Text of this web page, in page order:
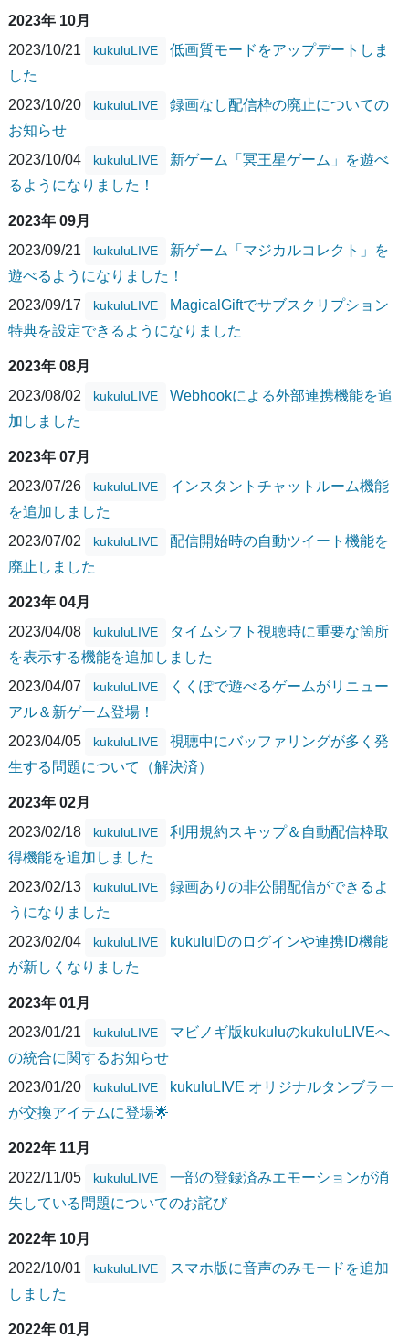
2023年 10月
2023/10/21
kukuluLIVE
低画質モードをアップデートしま
した
2023/10/20
kukuluLIVE
録画なし配信枠の廃止についての
お知らせ
2023/10/04
kukuluLIVE
新ゲーム「冥王星ゲーム」を遊べ
るようになりました！
2023年 09月
2023/09/21
kukuluLIVE
新ゲーム「マジカルコレクト」を
遊べるようになりました！
2023/09/17
kukuluLIVE
MagicalGiftでサブスクリプション
特典を設定できるようになりました
2023年 08月
2023/08/02
kukuluLIVE
Webhookによる外部連携機能を追
加しました
2023年 07月
2023/07/26
kukuluLIVE
インスタントチャットルーム機能
を追加しました
2023/07/02
kukuluLIVE
配信開始時の自動ツイート機能を
廃止しました
2023年 04月
2023/04/08
kukuluLIVE
タイムシフト視聴時に重要な箇所
を表示する機能を追加しました
2023/04/07
kukuluLIVE
くくぽで遊べるゲームがリニュー
アル＆新ゲーム登場！
2023/04/05
kukuluLIVE
視聴中にバッファリングが多く発
生する問題について（解決済）
2023年 02月
2023/02/18
kukuluLIVE
利用規約スキップ＆自動配信枠取
得機能を追加しました
2023/02/13
kukuluLIVE
録画ありの非公開配信ができるよ
うになりました
2023/02/04
kukuluLIVE
kukuluIDのログインや連携ID機能
が新しくなりました
2023年 01月
2023/01/21
kukuluLIVE
マビノギ版kukuluのkukuluLIVEへ
の統合に関するお知らせ
2023/01/20
kukuluLIVE
kukuluLIVE オリジナルタンブラー
が交換アイテムに登場🌟
2022年 11月
2022/11/05
kukuluLIVE
一部の登録済みエモーションが消
失している問題についてのお詫び
2022年 10月
2022/10/01
kukuluLIVE
スマホ版に音声のみモードを追加
しました
2022年 01月